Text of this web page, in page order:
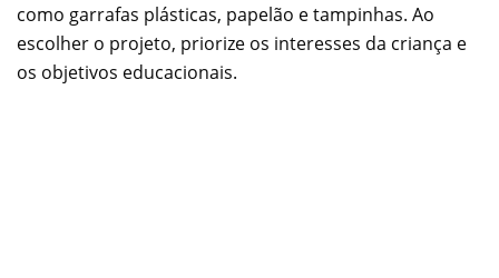
como garrafas plásticas, papelão e tampinhas. Ao
escolher o projeto, priorize os interesses da criança e
os objetivos educacionais.